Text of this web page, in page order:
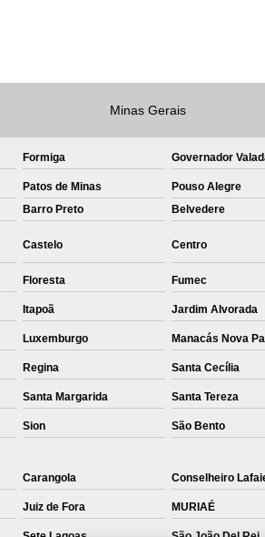
Private Label Camisetas
Private Label Confecção
Label de Malhas
Private Label
Sublimação Camiseta
Sublimação de Camisetas de Algodão
Sublimação em Camisetas
Sublimação em Camisetas Lisas
Sublimação em Tecido de Algodão
Sublimação Total em Camisetas
Minas Gerais
Formiga Governador
Patos de Minas
Pouso Alegre
Barro Preto Belvedere
Castelo Centro
Floresta Fumec
Itapoã Jardim Alvorada
Luxemburgo Manacás Nova
Regina Santa Cecília
Santa Margarida Santa Tereza
Sion São Bento
Carangola Conselheiro
Juiz de Fora MURIAÉ